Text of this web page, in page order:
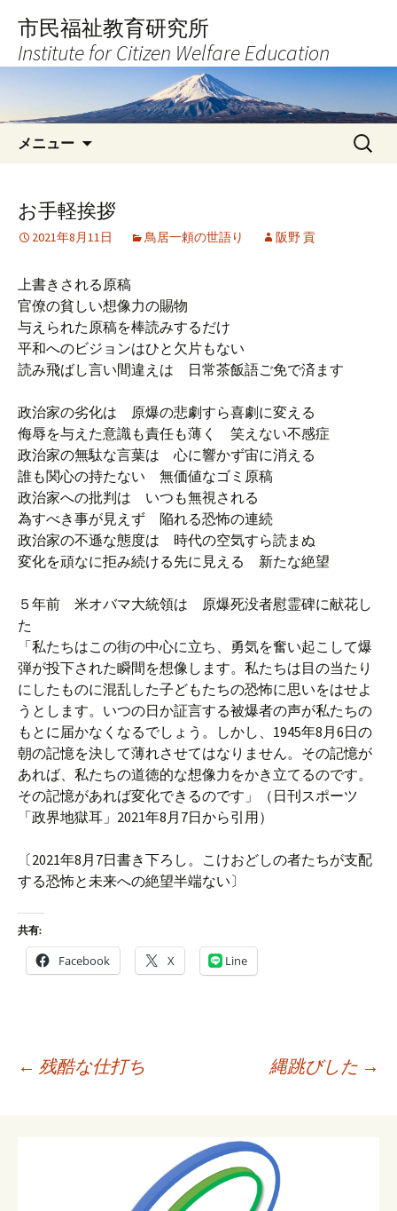
へ
キ
市民福祉教育研究所
Institute for Citizen Welfare Education
メニュー
検
索:
お手軽挨拶
2021年8月11日 鳥居一頼の世語り 阪野 貢
上書きされる原稿
官僚の貧しい想像力の賜物
与えられた原稿を棒読みするだけ
平和へのビジョンはひと欠片もない
読み飛ばし言い間違えは 日常茶飯語ご免で済ます
政治家の劣化は 原爆の悲劇すら喜劇に変える
侮辱を与えた意識も責任も薄く 笑えない不感症
政治家の無駄な言葉は 心に響かず宙に消える
誰も関心の持たない 無価値なゴミ原稿
政治家への批判は いつも無視される
為すべき事が見えず 陥れる恐怖の連続
政治家の不遜な態度は 時代の空気すら読まぬ
変化を頑なに拒み続ける先に見える 新たな絶望
５年前 米オバマ大統領は 原爆死没者慰霊碑に献花し
た
「私たちはこの街の中心に立ち、勇気を奮い起こして爆
弾が投下された瞬間を想像します。私たちは目の当たり
にしたものに混乱した子どもたちの恐怖に思いをはせよ
うとします。いつの日か証言する被爆者の声が私たちの
もとに届かなくなるでしょう。しかし、1945年8月6日の
朝の記憶を決して薄れさせてはなりません。その記憶が
あれば、私たちの道徳的な想像力をかき立てるのです。
その記憶があれば変化できるのです」（日刊スポーツ
「政界地獄耳」2021年8月7日から引用）
〔2021年8月7日書き下ろし。こけおどしの者たちが支配
する恐怖と未来への絶望半端ない〕
共有:
Facebook X Line
← 残酷な仕打ち 縄跳びした →